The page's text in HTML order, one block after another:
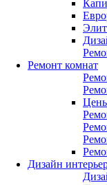
Ремонт комнат
Дизайн